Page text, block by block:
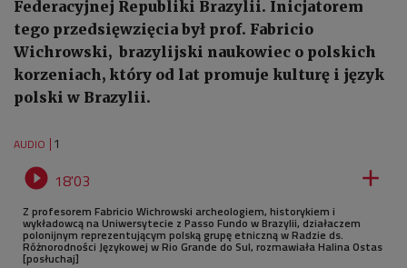
Federacyjnej Republiki Brazylii. Inicjatorem
tego przedsięwzięcia był prof. Fabricio
Wichrowski, brazylijski naukowiec o polskich
korzeniach, który od lat promuje kulturę i język
polski w Brazylii.
AUDIO 1
 18'03 
Z profesorem Fabricio Wichrowski archeologiem, historykiem i
wykładowcą na Uniwersytecie z Passo Fundo w Brazylii, działaczem
polonijnym reprezentującym polską grupę etniczną w Radzie ds.
Różnorodności Językowej w Rio Grande do Sul, rozmawiała Halina Ostas
[posłuchaj]